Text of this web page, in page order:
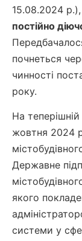
15.08.2024 р.),
постійно
почнеться
чинності
року.
На
жовтня 2024
Державне
якого
системи у